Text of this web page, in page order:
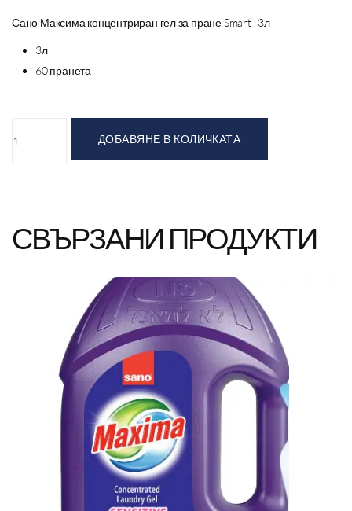
Сано Максима концентриран гел за пране Smart , 3л
3л
60 пранета
ДОБАВЯНЕ В КОЛИЧКАТА
СВЪРЗАНИ ПРОДУКТИ